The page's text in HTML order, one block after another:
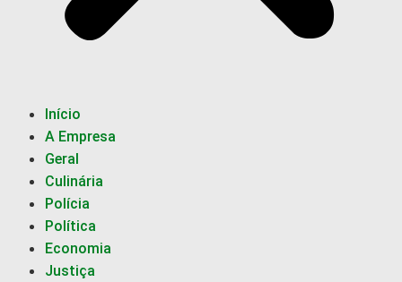
Início
A Empresa
Geral
Culinária
Polícia
Política
Economia
Justiça